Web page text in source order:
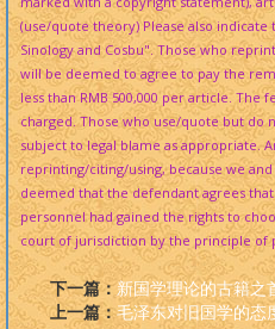
(use/quote theory) Please also
Sinology and Cosbu". Those who
will be deemed to agree to pay the
less than RMB 500,000 per article. The
charged. Those who use/quote but do
subject to legal blame as appropriate.
reprinting/citing/using, because we
deemed that the defendant agrees
personnel had gained the rights to
court of jurisdiction by the principle of
下一篇：新国学理论的古籍之
上一篇：毛泽东对旧国学的态